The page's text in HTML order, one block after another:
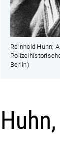
Reinhold Huhn;
Berlin)